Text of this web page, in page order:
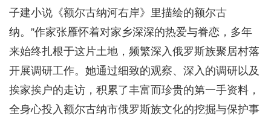
子建小说《额尔古纳河右岸》里描绘的额尔古
纳。”作家张雁怀着对家乡深深的热爱与眷恋，多年
来始终扎根于这片土地，频繁深入俄罗斯族聚居村落
开展调研工作。她通过细致的观察、深入的调研以及
挨家挨户的走访，积累了丰富而珍贵的第一手资料，
全身心投入额尔古纳市俄罗斯族文化的挖掘与保护事